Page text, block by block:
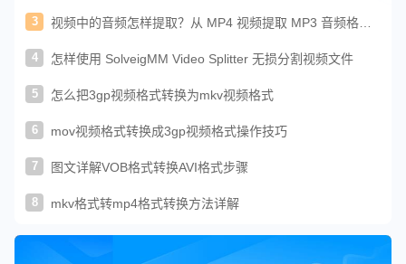
3
视频中的音频怎样提取？从 MP4 视频提取 MP3 音频格式
4 怎样使用 SolveigMM Video Splitter 无损分割视频文件
5 怎么把3gp视频格式转换为mkv视频格式
6 mov视频格式转换成3gp视频格式操作技巧
7 图文详解VOB格式转换AVI格式步骤
8 mkv格式转mp4格式转换方法详解